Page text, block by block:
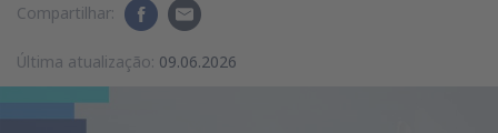
Compartilhar:
Última atualização: 09.06.2026